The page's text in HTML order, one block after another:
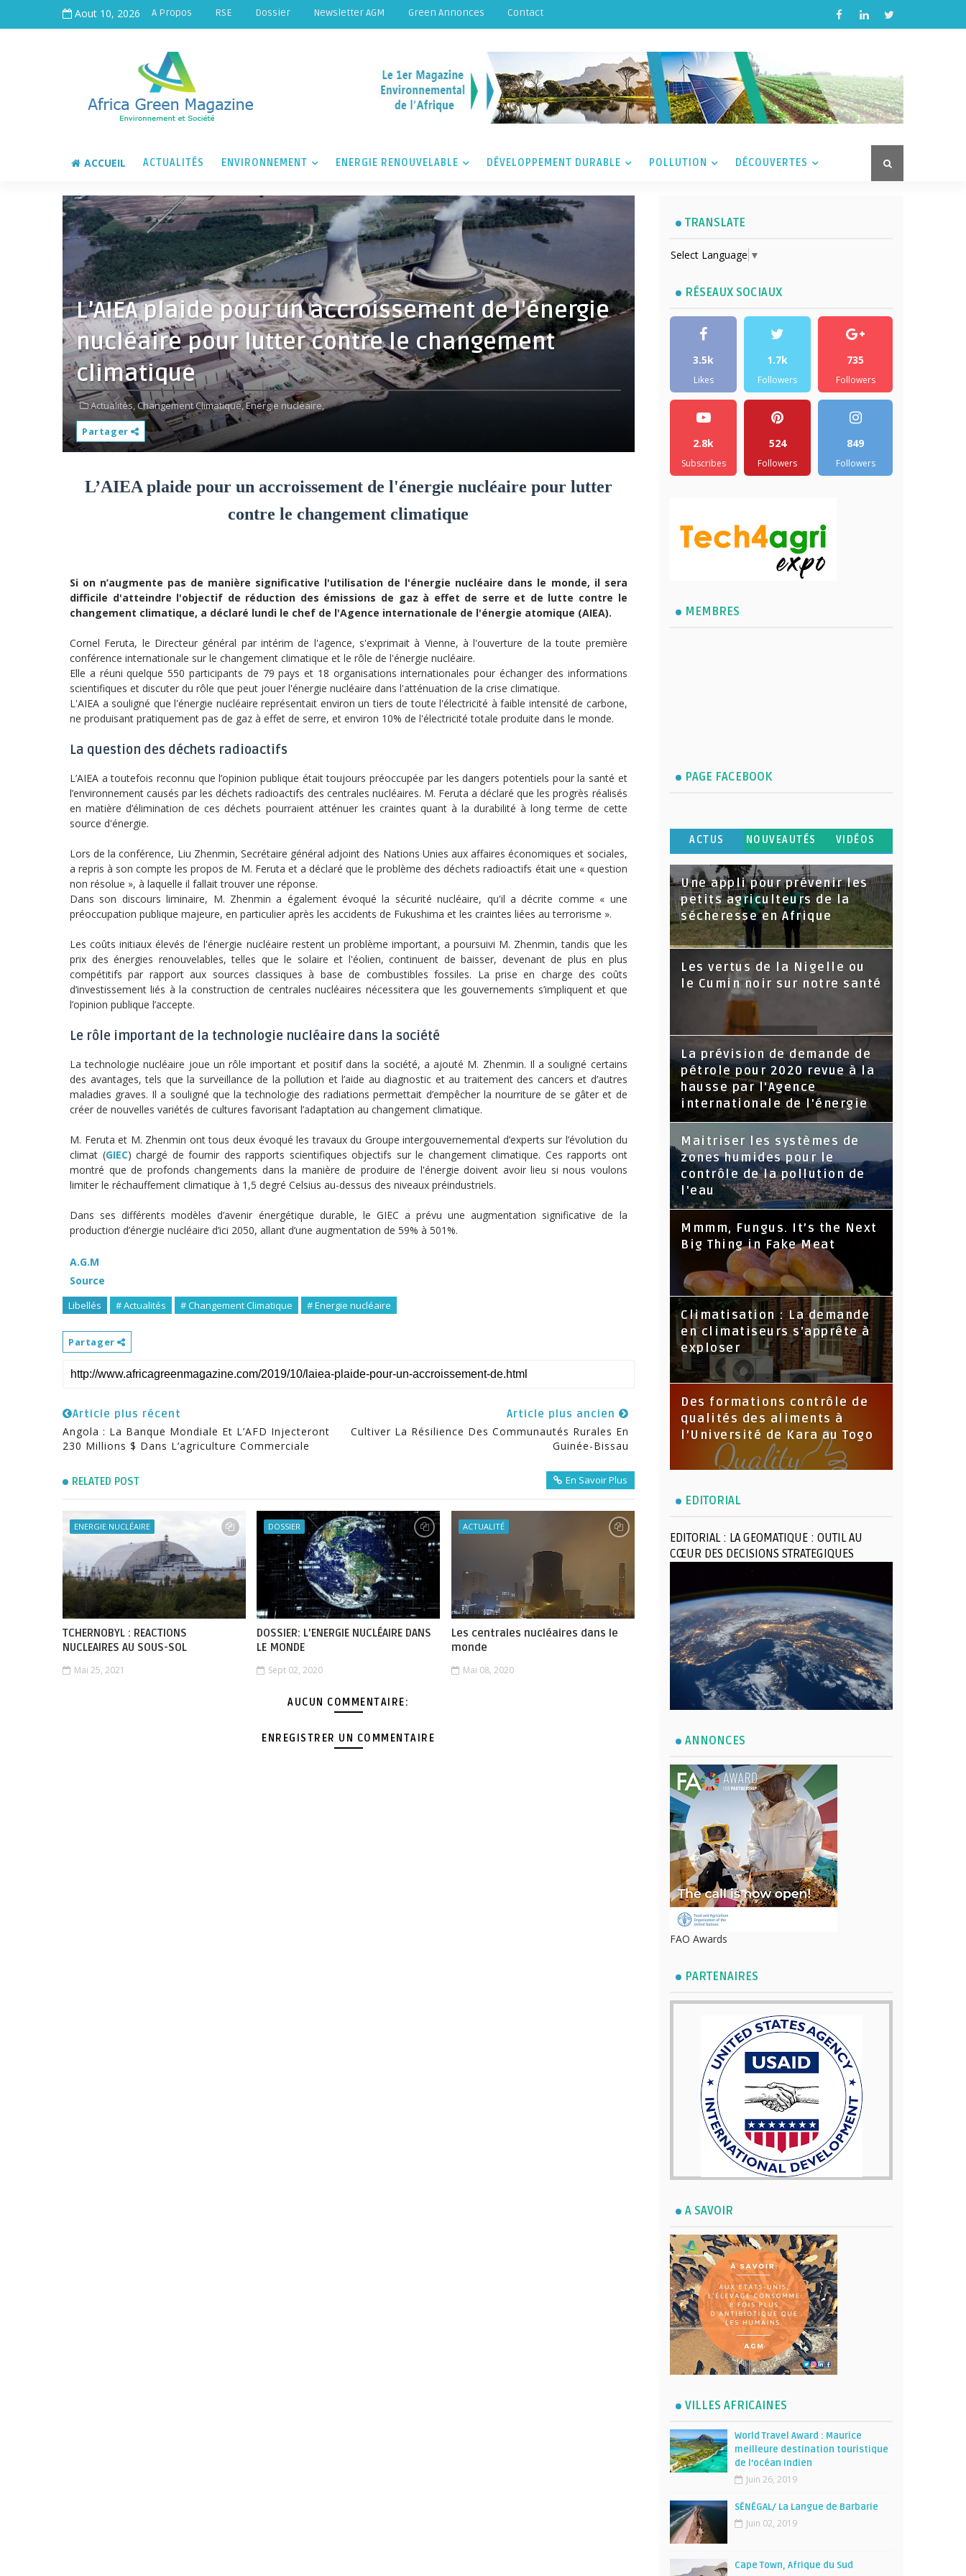
Aout 10, 2026 A Propos RSE Dossier Newsletter AGM Green Annonces Contact
ACCUEIL ACTUALITÉS ENVIRONNEMENT ENERGIE RENOUVELABLE DÉVELOPPEMENT DURABLE POLLUTION DÉCOUVERTES
L’AIEA plaide pour un accroissement de l'énergie
nucléaire pour lutter contre le changement
climatique
Actualités,Changement Climatique,Energie nucléaire,
Partager
L’AIEA plaide pour un accroissement de l'énergie nucléaire pour lutter
contre le changement climatique
Si on n’augmente pas de manière significative l'utilisation de l'énergie nucléaire dans le monde, il sera
difficile d'atteindre l'objectif de réduction des émissions de gaz à effet de serre et de lutte contre le
changement climatique, a déclaré lundi le chef de l'Agence internationale de l'énergie atomique (AIEA).
Cornel Feruta, le Directeur général par intérim de l'agence, s'exprimait à Vienne, à l'ouverture de la toute première
conférence internationale sur le changement climatique et le rôle de l'énergie nucléaire.
Elle a réuni quelque 550 participants de 79 pays et 18 organisations internationales pour échanger des informations
scientifiques et discuter du rôle que peut jouer l'énergie nucléaire dans l'atténuation de la crise climatique.
L'AIEA a souligné que l'énergie nucléaire représentait environ un tiers de toute l'électricité à faible intensité de carbone,
ne produisant pratiquement pas de gaz à effet de serre, et environ 10% de l'électricité totale produite dans le monde.
La question des déchets radioactifs
L’AIEA a toutefois reconnu que l’opinion publique était toujours préoccupée par les dangers potentiels pour la santé et
l’environnement causés par les déchets radioactifs des centrales nucléaires. M. Feruta a déclaré que les progrès réalisés
en matière d’élimination de ces déchets pourraient atténuer les craintes quant à la durabilité à long terme de cette
source d'énergie.
Lors de la conférence, Liu Zhenmin, Secrétaire général adjoint des Nations Unies aux affaires économiques et sociales,
a repris à son compte les propos de M. Feruta et a déclaré que le problème des déchets radioactifs était une « question
non résolue », à laquelle il fallait trouver une réponse.
Dans son discours liminaire, M. Zhenmin a également évoqué la sécurité nucléaire, qu'il a décrite comme « une
préoccupation publique majeure, en particulier après les accidents de Fukushima et les craintes liées au terrorisme ».
Les coûts initiaux élevés de l'énergie nucléaire restent un problème important, a poursuivi M. Zhenmin, tandis que les
prix des énergies renouvelables, telles que le solaire et l'éolien, continuent de baisser, devenant de plus en plus
compétitifs par rapport aux sources classiques à base de combustibles fossiles. La prise en charge des coûts
d’investissement liés à la construction de centrales nucléaires nécessitera que les gouvernements s’impliquent et que
l’opinion publique l’accepte.
Le rôle important de la technologie nucléaire dans la société
La technologie nucléaire joue un rôle important et positif dans la société, a ajouté M. Zhenmin. Il a souligné certains
des avantages, tels que la surveillance de la pollution et l’aide au diagnostic et au traitement des cancers et d’autres
maladies graves. Il a souligné que la technologie des radiations permettait d’empêcher la nourriture de se gâter et de
créer de nouvelles variétés de cultures favorisant l’adaptation au changement climatique.
M. Feruta et M. Zhenmin ont tous deux évoqué les travaux du Groupe intergouvernemental d’experts sur l’évolution du
climat (GIEC) chargé de fournir des rapports scientifiques objectifs sur le changement climatique. Ces rapports ont
montré que de profonds changements dans la manière de produire de l'énergie doivent avoir lieu si nous voulons
limiter le réchauffement climatique à 1,5 degré Celsius au-dessus des niveaux préindustriels.
Dans ses différents modèles d’avenir énergétique durable, le GIEC a prévu une augmentation significative de la
production d’énergie nucléaire d’ici 2050, allant d’une augmentation de 59% à 501%.
A.G.M
Source
Libellés # Actualités # Changement Climatique # Energie nucléaire
Partager
Article plus récent
Angola : La Banque Mondiale Et L’AFD Injecteront
230 Millions $ Dans L’agriculture Commerciale
Article plus ancien
Cultiver La Résilience Des Communautés Rurales En
Guinée-Bissau
RELATED POST En Savoir Plus
ENERGIE NUCLÉAIRE
TCHERNOBYL : REACTIONS
NUCLEAIRES AU SOUS-SOL
Mai 25, 2021
DOSSIER
DOSSIER: L’ENERGIE NUCLÉAIRE DANS
LE MONDE
Sept 02, 2020
ACTUALITÉ
Les centrales nucléaires dans le
monde
Mai 08, 2020
AUCUN COMMENTAIRE:
ENREGISTRER UN COMMENTAIRE
TRANSLATE
Select Language ▼
RÉSEAUX SOCIAUX
3.5k
Likes
1.7k
Followers
735
Followers
2.8k
Subscribes
524
Followers
849
Followers
MEMBRES
PAGE FACEBOOK
ACTUS NOUVEAUTÉS VIDÉOS
Une appli pour prévenir les
petits agriculteurs de la
sécheresse en Afrique
Les vertus de la Nigelle ou
le Cumin noir sur notre santé
La prévision de demande de
pétrole pour 2020 revue à la
hausse par l'Agence
internationale de l'énergie
Maitriser les systèmes de
zones humides pour le
contrôle de la pollution de
l'eau
Mmmm, Fungus. It’s the Next
Big Thing in Fake Meat
Climatisation : La demande
en climatiseurs s'apprête à
exploser
Des formations contrôle de
qualités des aliments à
l’Université de Kara au Togo
EDITORIAL
EDITORIAL : LA GEOMATIQUE : OUTIL AU
CŒUR DES DECISIONS STRATEGIQUES
ANNONCES
FAO Awards
PARTENAIRES
A SAVOIR
VILLES AFRICAINES
World Travel Award : Maurice
meilleure destination touristique
de l’océan Indien
Juin 26, 2019
SÉNÉGAL/ La Langue de Barbarie
Juin 02, 2019
Cape Town, Afrique du Sud